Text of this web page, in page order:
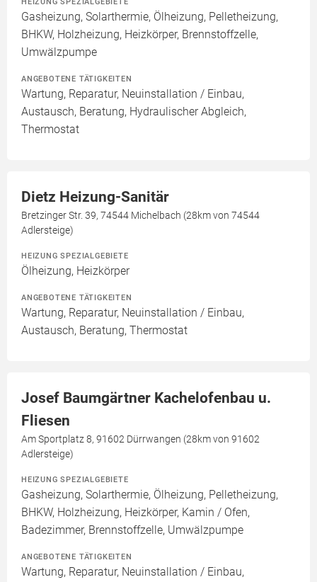
Gasheizung, Solarthermie, Ölheizung, Pelletheizung,
BHKW, Holzheizung, Heizkörper, Brennstoffzelle,
Umwälzpumpe
ANGEBOTENE TÄTIGKEITEN
Wartung, Reparatur, Neuinstallation / Einbau,
Austausch, Beratung, Hydraulischer Abgleich,
Thermostat
Dietz Heizung-Sanitär
Bretzinger Str. 39, 74544 Michelbach (28km von 74544
Adlersteige)
HEIZUNG SPEZIALGEBIETE
Ölheizung, Heizkörper
ANGEBOTENE TÄTIGKEITEN
Wartung, Reparatur, Neuinstallation / Einbau,
Austausch, Beratung, Thermostat
Josef Baumgärtner Kachelofenbau u.
Fliesen
Am Sportplatz 8, 91602 Dürrwangen (28km von 91602
Adlersteige)
HEIZUNG SPEZIALGEBIETE
Gasheizung, Solarthermie, Ölheizung, Pelletheizung,
BHKW, Holzheizung, Heizkörper, Kamin / Ofen,
Badezimmer, Brennstoffzelle, Umwälzpumpe
ANGEBOTENE TÄTIGKEITEN
Wartung, Reparatur, Neuinstallation / Einbau,